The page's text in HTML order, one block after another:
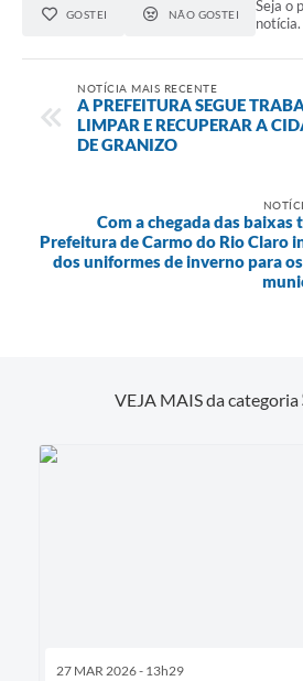
GOSTEI NÃO GOSTEI
Seja o
notícia.
NOTÍCIA MAIS RECENTE
A PREFEITURA SEGUE
LIMPAR E RECUPERAR A
DE GRANIZO
Com a chegada das baixas
Prefeitura de Carmo do Rio Claro
dos uniformes de inverno para
VEJA MAIS da categoria
27 MAR 2026 - 13h29